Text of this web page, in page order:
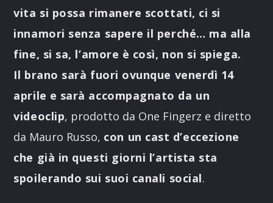
vita si possa rimanere scottati, ci si
innamori senza sapere il perché… ma alla
fine, si sa, l’amore è così, non si spiega.
Il brano sarà fuori ovunque venerdì 14
aprile e sarà accompagnato da un
videoclip, prodotto da One Fingerz e diretto
da Mauro Russo, con un cast d’eccezione
che già in questi giorni l’artista sta
spoilerando sui suoi canali social.